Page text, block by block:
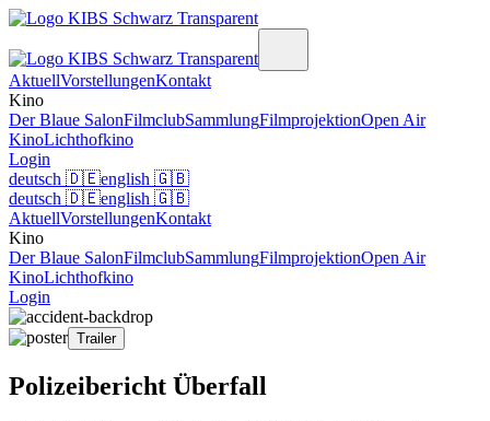
AktuellVorstellungenKontakt
Kino
Der Blaue SalonFilmclubSammlungFilmprojektionOpen Air
KinoLichthofkino
Login
deutsch 🇩🇪english 🇬🇧
deutsch 🇩🇪english 🇬🇧
AktuellVorstellungenKontakt
Kino
Der Blaue SalonFilmclubSammlungFilmprojektionOpen Air
KinoLichthofkino
Login
Trailer
Polizeibericht Überfall